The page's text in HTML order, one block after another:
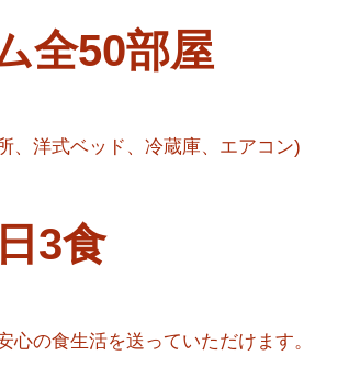
全50部屋
、洋式ベッド、冷蔵庫、エアコン)
3食
の食生活を送っていただけます。